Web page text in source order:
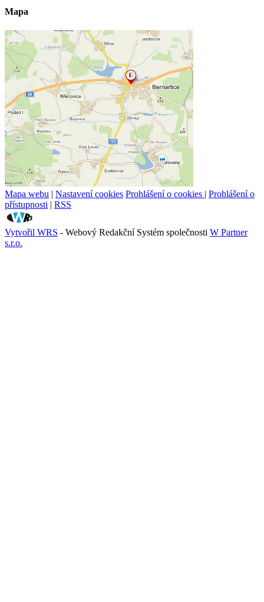
Mapa
Mapa webu | Nastavení cookies Prohlášení o cookies | Prohlášení o
přístupnosti | RSS
Vytvořil WRS - Webový Redakční Systém společnosti W Partner
s.r.o.